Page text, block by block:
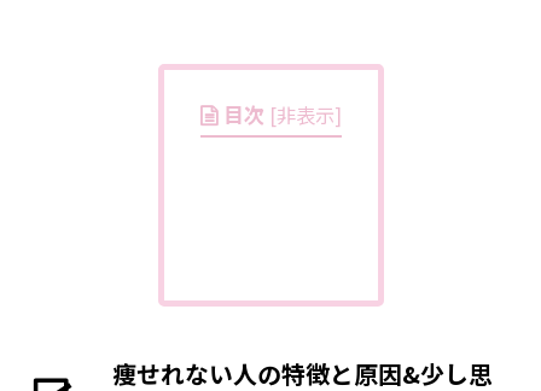
目次 [非表示]
痩せれない人の特徴と原因&少し思